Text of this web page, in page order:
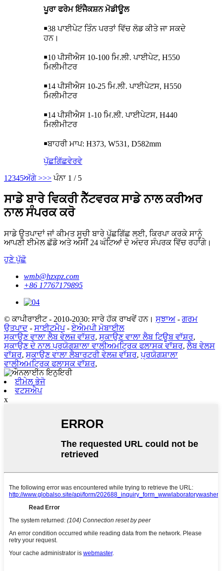
ਪੂਰਾ ਫਰੇਮ ਇੰਜੈਕਸ਼ਨ ਮੋਡੀਊਲ
￭38 ਪਾਈਪੇਟ ਤਿੰਨ ਪਰਤਾਂ ਵਿੱਚ ਲੋਡ ਕੀਤੇ ਜਾ ਸਕਦੇ
ਹਨ।
￭10 ਪੀਸੀਐਸ 10-100 ਮਿ.ਲੀ. ਪਾਈਪੇਟ, H550
ਮਿਲੀਮੀਟਰ
￭14 ਪੀਸੀਐਸ 10-25 ਮਿ.ਲੀ. ਪਾਈਪੇਟਸ, H550
ਮਿਲੀਮੀਟਰ
￭14 ਪੀਸੀਐਸ 1-10 ਮਿ.ਲੀ. ਪਾਈਪੇਟਸ, H440
ਮਿਲੀਮੀਟਰ
￭ਬਾਹਰੀ ਮਾਪ: H373, W531, D582mm
ਪੁੱਛਗਿੱਛਵੇਰਵੇ
1 2345ਅੱਗੇ >>> ਪੰਨਾ 1 / 5
ਸਾਡੇ ਬਾਰੇ ਵਿਕਰੀ ਨੈੱਟਵਰਕ ਸਾਡੇ ਨਾਲ ਕਰੀਅਰ
ਨਾਲ ਸੰਪਰਕ ਕਰੋ
ਸਾਡੇ ਉਤਪਾਦਾਂ ਜਾਂ ਕੀਮਤ ਸੂਚੀ ਬਾਰੇ ਪੁੱਛਗਿੱਛ ਲਈ, ਕਿਰਪਾ ਕਰਕੇ ਸਾਨੂੰ
ਆਪਣੀ ਈਮੇਲ ਛੱਡੋ ਅਤੇ ਅਸੀਂ 24 ਘੰਟਿਆਂ ਦੇ ਅੰਦਰ ਸੰਪਰਕ ਵਿੱਚ ਰਹਾਂਗੇ।
ਹੁਣੇ ਪੁੱਛੋ
wmb@hzxpz.com
+86 17767179895
© ਕਾਪੀਰਾਈਟ - 2010-2030: ਸਾਰੇ ਹੱਕ ਰਾਖਵੇਂ ਹਨ। ਸੁਝਾਅ - ਗਰਮ
ਉਤਪਾਦ - ਸਾਈਟਮੈਪ-ਏਐਮਪੀ ਮੋਬਾਈਲ
ਸੁਕਾਉਣ ਵਾਲਾ ਲੈਬ ਵੇਲਜ਼ ਵਾੱਸ਼ਰ, ਸੁਕਾਉਣ ਵਾਲਾ ਲੈਬ ਟਿਊਬ ਵਾੱਸ਼ਰ,
ਸੁਕਾਉਣ ਦੇ ਨਾਲ ਪ੍ਰਯੋਗਸ਼ਾਲਾ ਵਾਲੀਅਮਟ੍ਰਿਕ ਫਲਾਸਕ ਵਾੱਸ਼ਰ,ਲੈਬ ਵੇਲਸ
ਵਾੱਸ਼ਰ, ਸੁਕਾਉਣ ਵਾਲਾ ਲੈਬਾਰਟਰੀ ਵੇਲਜ਼ ਵਾੱਸ਼ਰ,ਪ੍ਰਯੋਗਸ਼ਾਲਾ
ਵਾਲੀਅਮਟ੍ਰਿਕ ਫਲਾਸਕ ਵਾੱਸ਼ਰ,
ਈਮੇਲ ਭੇਜੋ
ਵਟਸਐਪ
x